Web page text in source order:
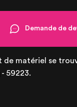
À
À
Demande de
de matériel se
- 59223.